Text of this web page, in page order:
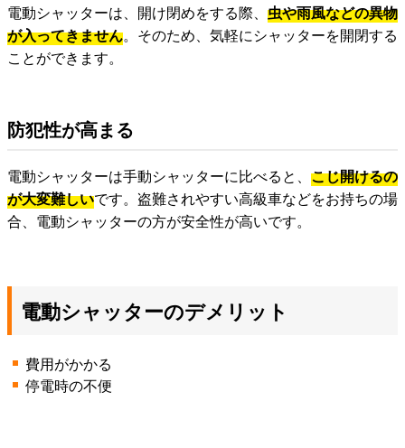
電動シャッターは、開け閉めをする際、 虫や雨風などの異物
が入ってきません。そのため、気軽にシャッターを開閉する
ことができます。
防犯性が高まる
電動シャッターは手動シャッターに比べると、 こじ開けるの
が大変難しいです。盗難されやすい高級車などをお持ちの場
合、電動シャッターの方が安全性が高いです。
電動シャッターのデメリット
費用がかかる
停電時の不便